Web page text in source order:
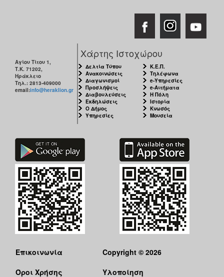
Αγίου Τίτου 1,
Τ.Κ. 71202,
Ηράκλειο
Τηλ.: 2813-409000
email:info@heraklion.gr
Χάρτης Ιστοχώρου
Δελτία Τύπου
Ανακοινώσεις
Διαγωνισμοί
Προσλήψεις
Διαβουλεύσεις
Εκδηλώσεις
Ο Δήμος
Υπηρεσίες
Κ.Ε.Π.
Τηλέφωνα
e-Υπηρεσίες
e-Αιτήματα
Η Πόλη
Ιστορία
Κνωσός
Μουσεία
Επικοινωνία
Όροι Χρήσης
Copyright © 2026
Υλοποίηση